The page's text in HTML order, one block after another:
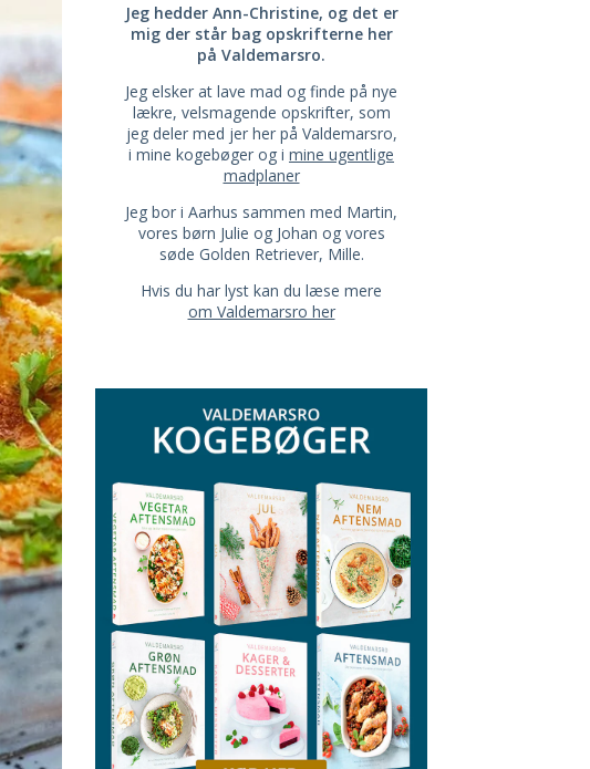
Jeg hedder Ann-Christine, og det er
mig der står bag opskrifterne her
på Valdemarsro.
Jeg elsker at lave mad og finde på nye
lækre, velsmagende opskrifter, som
jeg deler med jer her på Valdemarsro,
i mine kogebøger og i mine ugentlige
madplaner
Jeg bor i Aarhus sammen med Martin,
vores børn Julie og Johan og vores
søde Golden Retriever, Mille.
Hvis du har lyst kan du læse mere
om Valdemarsro her